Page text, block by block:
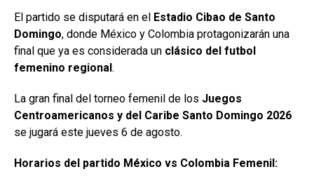
El partido se disputará en el Estadio Cibao de Santo
Domingo, donde México y Colombia protagonizarán una
final que ya es considerada un clásico del futbol
femenino regional .
La gran final del torneo femenil de los Juegos
Centroamericanos y del Caribe Santo Domingo 2026
se jugará este jueves 6 de agosto.
Horarios del partido México vs Colombia Femenil: